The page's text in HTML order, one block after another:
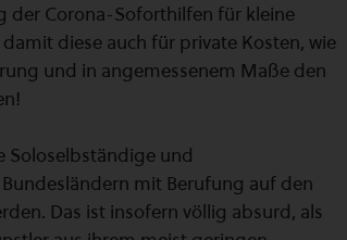
der Corona-Soforthilfen für kleine
diese auch für private Kosten, wie
und in angemessenem Maße den
Soloselbständige und
mit Berufung auf den
Das ist insofern völlig absurd, als